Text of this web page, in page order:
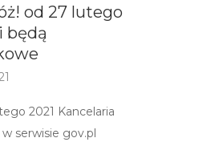
od 27 lutego
będą
2021 Kancelaria
serwisie gov.pl